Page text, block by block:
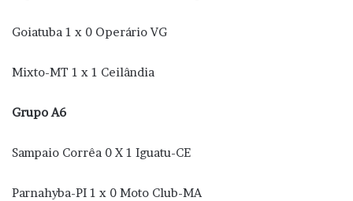
Goiatuba 1 x 0 Operário VG
Mixto-MT 1 x 1 Ceilândia
Grupo A6
Sampaio Corrêa 0 X 1 Iguatu-CE
Parnahyba-PI 1 x 0 Moto Club-MA